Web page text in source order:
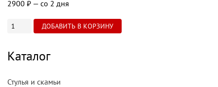
2900 ₽ — со 2 дня
Каталог
Стулья и скамьи